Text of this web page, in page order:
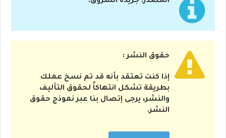
حقوق النشر :
إذا كنت تعتقد بأنه قد تم نسخ عملك
بطريقة تشكل انتهاكاً لحقوق التأليف
والنشر، يرجى إتصال بنا عبر نموذج حقوق
النشر.